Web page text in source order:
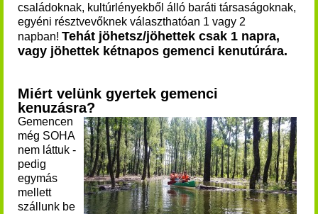
családoknak, kultúrlényekből álló baráti társaságoknak,
egyéni résztvevőknek választhatóan 1 vagy 2
napban! Tehát jöhetsz/jöhettek csak 1 napra,
vagy jöhettek kétnapos gemenci kenutúrára.
Miért velünk gyertek gemenci
kenuzásra?
Gemencen
még SOHA
nem láttuk -
pedig
egymás
mellett
szállunk be